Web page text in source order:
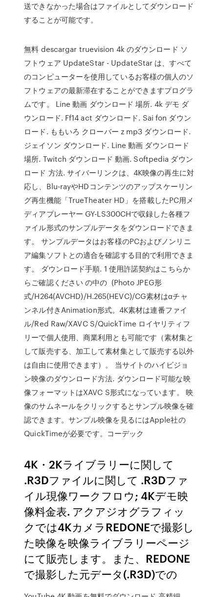
送できなかった場合はファイルとしてダウンロード
することが可能です。
無料 descargar truevision 4k のダウンロード ソ
フトウェア UpdateStar - UpdateStar は、すべて
のコンピューターを使用しているお客様の個人のソ
フトウェアの最新滞在することができますプログラ
ムです。 Line 動画 ダウンロード 場所. 4k デモ ダ
ウンロード. Ff14 act ダウンロード. Sai fon ダウン
ロード. ももいろ クローバー z mp3 ダウンロード.
ジェイソン ダウンロード. Line 動画 ダウンロード
場所. Twitch ダウンロード 動画. Softpedia ダウン
ロード 方法. サイバーリンクは、4K映像の再生に対
応し、Blu-rayやHDコンテンツのアップスケーリン
グ再生機能「TrueTheater HD」を搭載したPC用メ
ディアプレーヤー GY-LS300CHで収録した各種フ
ァイル形式のサンプルデータをダウンロードできま
す。 サンプルデータはお客様のPCおよびノンリニ
ア編集ソフトとの適合を確認する目的で利用できま
す。 ダウンロード手順. 1 使用許諾契約はこちらか
らご確認ください の中の (Photo JPEG形
式/H264(AVCHD)/H.265(HEVC)/CG素材はαチャ
ンネル付きAnimation形式。4K素材は連番ファイ
ル/Red Raw/XAVC S/QuickTime ロイヤリティフ
リーで個人使用、商業利用とも可能です（素材集と
して販売する、加工して素材集として販売する以外
は自由に使用できます）。 当サイトのハイビジョ
ン映像のダウンロード方法. ダウンロード可能な映
像フォーマットはXAVC S形式になっています。 映
像のサムネールをクリックするとサンプル映像を確
認できます。サンプル映像を見るにはApple社の
QuickTimeが必要です。コーデック
4K・2Kライブラリーに関して
.R3Dファイルに関して .R3Dファ
イル現像ワークフロウ; 4Kデモ映
像料金表. アクアジオグラフィッ
クでは4KカメラREDONEで撮影し
た映像を映像ライブラリーページ
にて販売します。また、REDONE
で撮影した元データ(.R3D)での